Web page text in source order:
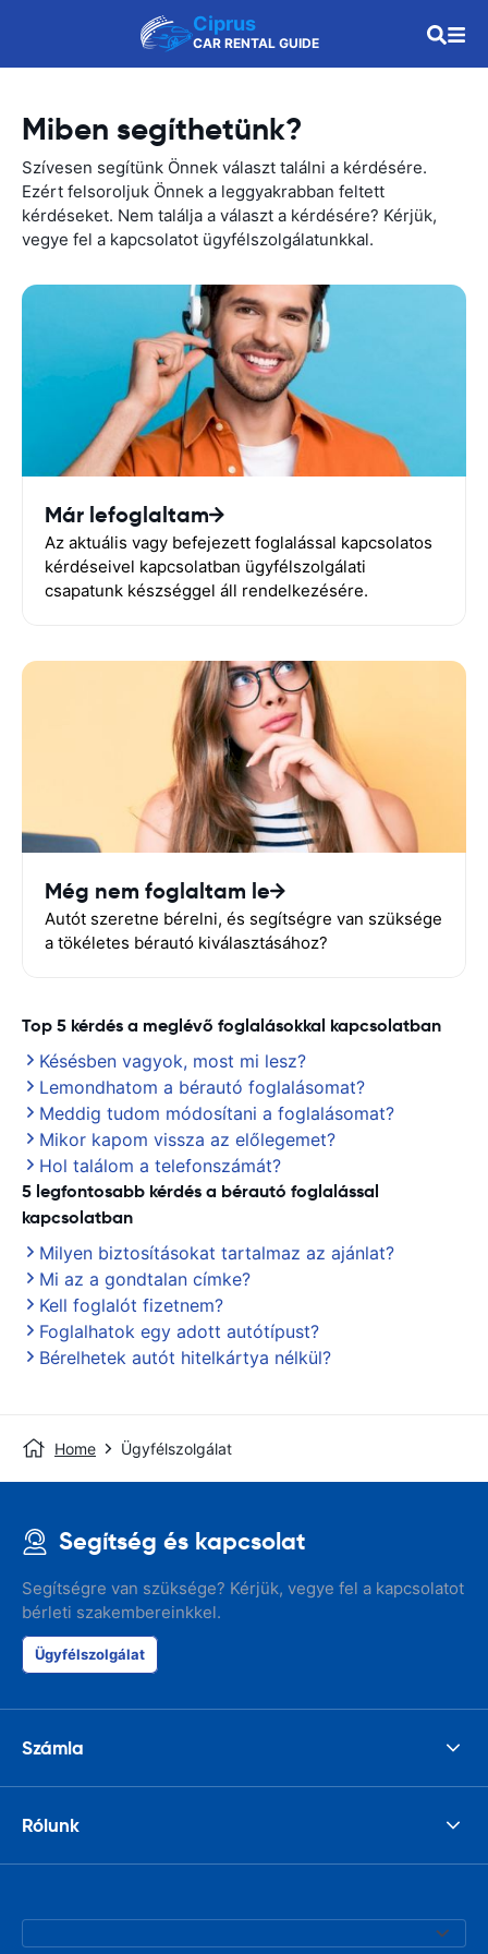
Ciprus
CAR RENTAL GUIDE
Miben segíthetünk?
Szívesen segítünk Önnek választ találni a kérdésére.
Ezért felsoroljuk Önnek a leggyakrabban feltett
kérdéseket. Nem találja a választ a kérdésére? Kérjük,
vegye fel a kapcsolatot ügyfélszolgálatunkkal.
Már lefoglaltam
Az aktuális vagy befejezett foglalással kapcsolatos
kérdéseivel kapcsolatban ügyfélszolgálati
csapatunk készséggel áll rendelkezésére.
Még nem foglaltam le
Autót szeretne bérelni, és segítségre van szüksége
a tökéletes bérautó kiválasztásához?
Top 5 kérdés a meglévő foglalásokkal kapcsolatban
Késésben vagyok, most mi lesz?
Lemondhatom a bérautó foglalásomat?
Meddig tudom módosítani a foglalásomat?
Mikor kapom vissza az előlegemet?
Hol találom a telefonszámát?
5 legfontosabb kérdés a bérautó foglalással
kapcsolatban
Milyen biztosításokat tartalmaz az ajánlat?
Mi az a gondtalan címke?
Kell foglalót fizetnem?
Foglalhatok egy adott autótípust?
Bérelhetek autót hitelkártya nélkül?
Home Ügyfélszolgálat
Segítség és kapcsolat
Segítségre van szüksége? Kérjük, vegye fel a kapcsolatot
bérleti szakembereinkkel.
Ügyfélszolgálat
Számla
Rólunk